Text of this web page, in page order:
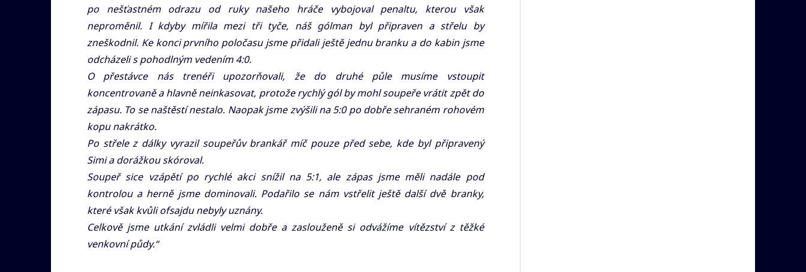
po nešťastném odrazu od ruky našeho hráče vybojoval penaltu, kterou však
neproměnil. I kdyby mířila mezi tři tyče, náš gólman byl připraven a střelu by
zneškodnil. Ke konci prvního poločasu jsme přidali ještě jednu branku a do kabin jsme
odcházeli s pohodlným vedením 4:0.
O přestávce nás trenéři upozorňovali, že do druhé půle musíme vstoupit
koncentrovaně a hlavně neinkasovat, protože rychlý gól by mohl soupeře vrátit zpět do
zápasu. To se naštěstí nestalo. Naopak jsme zvýšili na 5:0 po dobře sehraném rohovém
kopu nakrátko.
Po střele z dálky vyrazil soupeřův brankář míč pouze před sebe, kde byl připravený
Simi a dorážkou skóroval.
Soupeř sice vzápětí po rychlé akci snížil na 5:1, ale zápas jsme měli nadále pod
kontrolou a herně jsme dominovali. Podařilo se nám vstřelit ještě další dvě branky,
které však kvůli ofsajdu nebyly uznány.
Celkově jsme utkání zvládli velmi dobře a zaslouženě si odvážíme vítězství z těžké
venkovní půdy.“